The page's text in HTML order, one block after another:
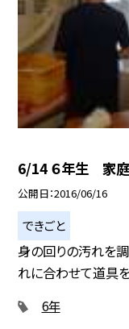
6/14 ６年生 家
公開日 2016/06/16
できごと
身の回りの汚れを
れに合わせて道具
6年